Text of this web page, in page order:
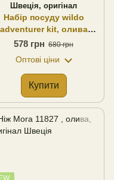
Швеція, оригінал
Набір посуду wildo
adventurer kit, олива
оригінал Швеція
578 грн 680 грн
Оптові ціни
Купити